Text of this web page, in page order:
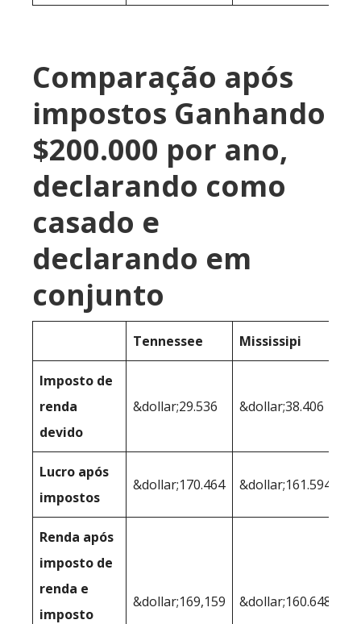
Comparação após
impostos Ganhando
$200.000 por ano,
declarando como
casado e
declarando em
conjunto
Tennessee Mississipi
Imposto de
renda
devido
&dollar;29.536 &dollar;38.406
Lucro após
impostos
&dollar;170.464 &dollar;161.594
Renda após
imposto de
renda e
imposto
&dollar;169,159 &dollar;160.648